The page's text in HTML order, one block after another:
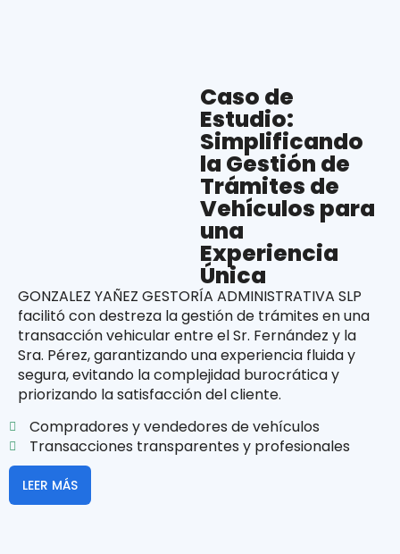
Caso de
Estudio:
Simplificando
la Gestión de
Trámites de
Vehículos para
una
Experiencia
Única
GONZALEZ YAÑEZ GESTORÍA ADMINISTRATIVA SLP
facilitó con destreza la gestión de trámites en una
transacción vehicular entre el Sr. Fernández y la
Sra. Pérez, garantizando una experiencia fluida y
segura, evitando la complejidad burocrática y
priorizando la satisfacción del cliente.
Compradores y vendedores de vehículos
Transacciones transparentes y profesionales
LEER MÁS